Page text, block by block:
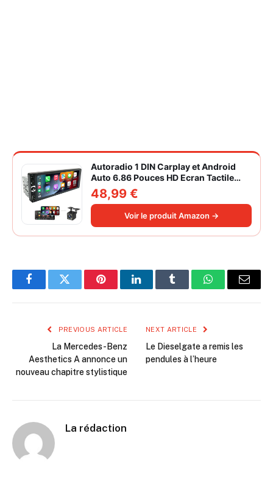
Autoradio 1 DIN Carplay et Android
Auto 6.86 Pouces HD Ecran Tactile
Poste Radio Voiture Soutien Lien
Miroir iOS/Android/Radio FM/USB/EQ
Autoradio Bluetooth Caméra de Recul
48,99 €
Voir le produit Amazon →
FacebookTwitter PinterestLinkedInTumblr WhatsAppEmail
PREVIOUS ARTICLE
La Mercedes-Benz
Aesthetics A annonce un
nouveau chapitre stylistique
NEXT ARTICLE
Le Dieselgate a remis les
pendules à l’heure
La rédaction